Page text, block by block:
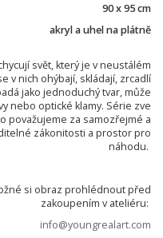
90 x 95 cm
akryl a uhel na plátně
svět, který je v neustálém
v nich ohýbají, skládají, zrcadlí
jako jednoduchý tvar, může
nebo optické klamy. Série zve
považujeme za samozřejmé a
zákonitosti a prostor pro
náhodu.
si obraz prohlédnout před
zakoupením v ateliéru:
info@youngrealart.com